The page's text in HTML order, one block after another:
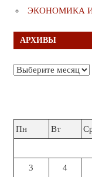
ЭКОНОМИКА
АРХИВЫ
Архивы
Пн
Вт
3 4